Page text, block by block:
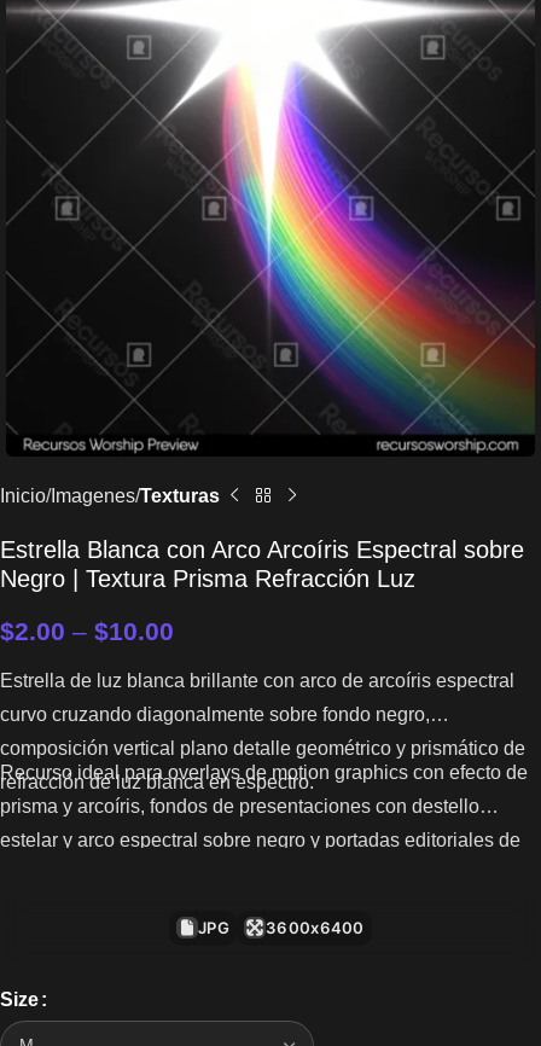
Inicio Imagenes Texturas
Estrella Blanca con Arco Arcoíris Espectral sobre
Negro | Textura Prisma Refracción Luz
$2.00 – $10.00
Estrella de luz blanca brillante con arco de arcoíris espectral
curvo cruzando diagonalmente sobre fondo negro,
composición vertical plano detalle geométrico y prismático de
refracción de luz blanca en espectro.
Recurso ideal para overlays de motion graphics con efecto de
prisma y arcoíris, fondos de presentaciones con destello
estelar y arco espectral sobre negro y portadas editoriales de
JPG 3600x6400
Size